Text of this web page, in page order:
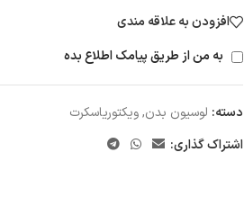
افزودن به علاقه مندی
به من از طریق پیامک اطلاع بده
دسته: لوسیون بدن,ویکتوریاسکرت
اشتراک گذاری: